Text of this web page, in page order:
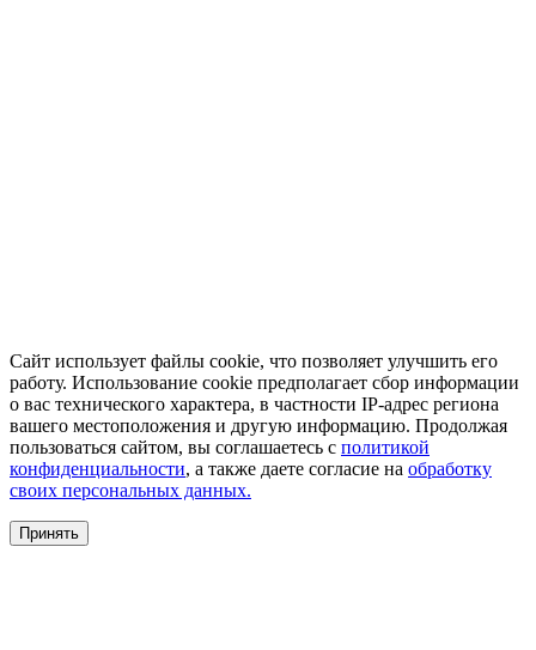
Сайт использует файлы cookie, что позволяет улучшить его
работу. Использование cookie предполагает сбор информации
о вас технического характера, в частности IP-адрес региона
вашего местоположения и другую информацию. Продолжая
пользоваться сайтом, вы соглашаетесь с политикой
конфиденциальности, а также даете согласие на обработку
своих персональных данных.
Принять